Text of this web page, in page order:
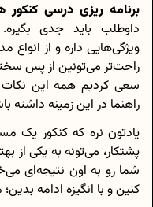
برنامه ریزی درسی کنکور
داوطلب باید جدی
ویژگی‌هایی داره و از انواع
راحت‌تر می‌تونین از پس
سعی کردیم همه‌ این نکات
راهنما در این زمینه داشته
یادتون نره که کنکور یک
پشتکار، می‌تونه به یکی از
شما رو به اون نتیجه‌ای
کنین و با انگیزه ادامه